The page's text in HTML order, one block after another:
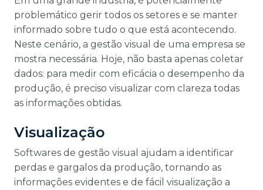
problemático gerir todos os setores e se manter
informado sobre tudo o que está acontecendo.
Neste cenário, a gestão visual de uma empresa se
mostra necessária. Hoje, não basta apenas coletar
dados: para medir com eficácia o desempenho da
produção, é preciso visualizar com clareza todas
as informações obtidas.
Visualização
Softwares de gestão visual ajudam a identificar
perdas e gargalos da produção, tornando as
informações evidentes e de fácil visualização a